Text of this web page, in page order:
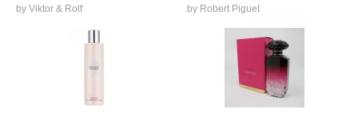
by Viktor & Rolf by Robert Piguet